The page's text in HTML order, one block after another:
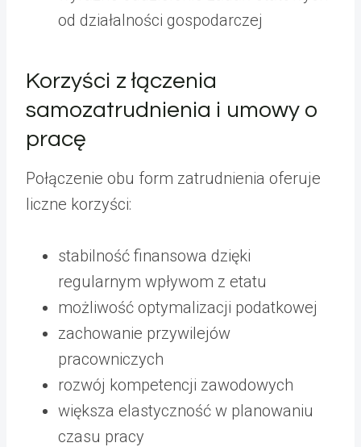
od działalności gospodarczej
Korzyści z łączenia
samozatrudnienia i umowy o
pracę
Połączenie obu form zatrudnienia oferuje
liczne korzyści:
stabilność finansowa dzięki
regularnym wpływom z etatu
możliwość optymalizacji podatkowej
zachowanie przywilejów
pracowniczych
rozwój kompetencji zawodowych
większa elastyczność w planowaniu
czasu pracy